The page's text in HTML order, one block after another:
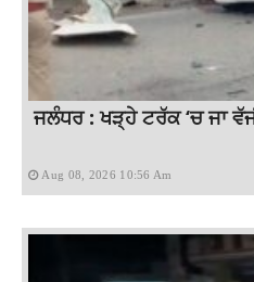
ਜਲੰਧਰ : ਖੜ੍ਹੇ ਟਰੱਕ ‘ਚ ਜਾ
Aug 08, 2026 10:56 Am